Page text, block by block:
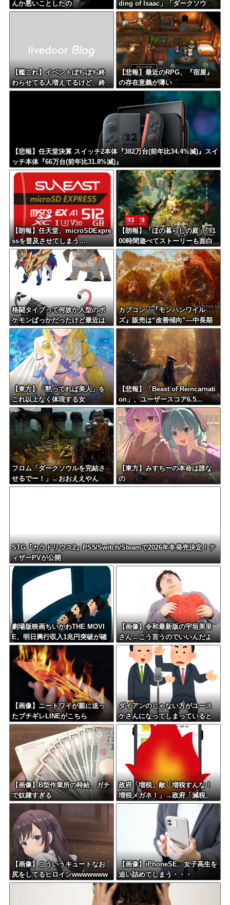
んか悪いことしたの
ding of Isaac」「ダークソウ
ル」あとひとつは？
【艦これ】イベントぼちぼち終
わらせてる人増えてるけど、終
わったらみんな何してる？
【悲報】最近のRPG、『宿屋』
の存在意義が薄い
【悲報】任天堂決算 スイッチ2本体『382万台(前年比34.4%減)』スイ
ッチ本体『66万台(前年比31.8%減)』
【朗報】任天堂、microSDExpre
ssを普及させてしまう…
【朗報】「ほの暮らしの庭」、1
00時間遊べてストーリーも面白
いスタバレの上位互換だとまじ
で好評
格闘タイプって何故か人型のポ
ケモンばっかだったけど最近は
こういう人型に囚われない体型
も増えてきたね
カプコン「『モンハンワイル
ズ』販売は“改善傾向”―中長期
でワールド超え目指す」
【東方】「黙ってれば美人」を
これ以上なく体現する女
【悲報】「Beast of Reincarnati
on」、ユーザースコア6.5...
フロム「ダークソウルを完結さ
せるでー！」←おおええやん
【東方】みすちーの本命は誰な
の
STG『カラドリウス2』PS5/Switch/Steamで2026年冬発売決定！テ
ィザーPVが公開
劇場版映画ちいかわTHE MOVI
E、明日興行収入1兆円突破が確
実にｗｗｗｗｗｗｗｗｗｗｗｗ
ｗ
【画像】令和最新版の宇垣美里
さん←こう言うのでいいんだよ
が目一杯詰まってると話題にw w
w w w w w w w
【画像】ニートワイが親に送っ
たブチギレLINEがこちら
ダイアンのじゃない方がユース
ケさんになってしまっていると
いう事実←これ
【画像】B型作業所の時給、ガチ
で奴隷すぎる
政府「増税」敵「増税すんな！
増税メガネ！」→政府「減税」
敵「減税すんな！社会保障どう
【画像】こういうキュートなお
尻をしてるヒロインwwwwwww
www
【画像】iPhoneSE、女子高生を
追い詰めてしまう・・・